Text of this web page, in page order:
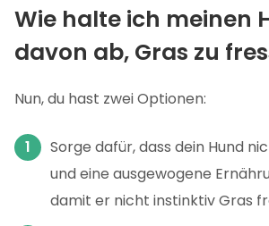
Wie halte ich meinen
davon ab, Gras zu
Nun, du hast zwei Optionen:
Sorge dafür, dass dein Hund
und eine ausgewogene
damit er nicht instinktiv Gras